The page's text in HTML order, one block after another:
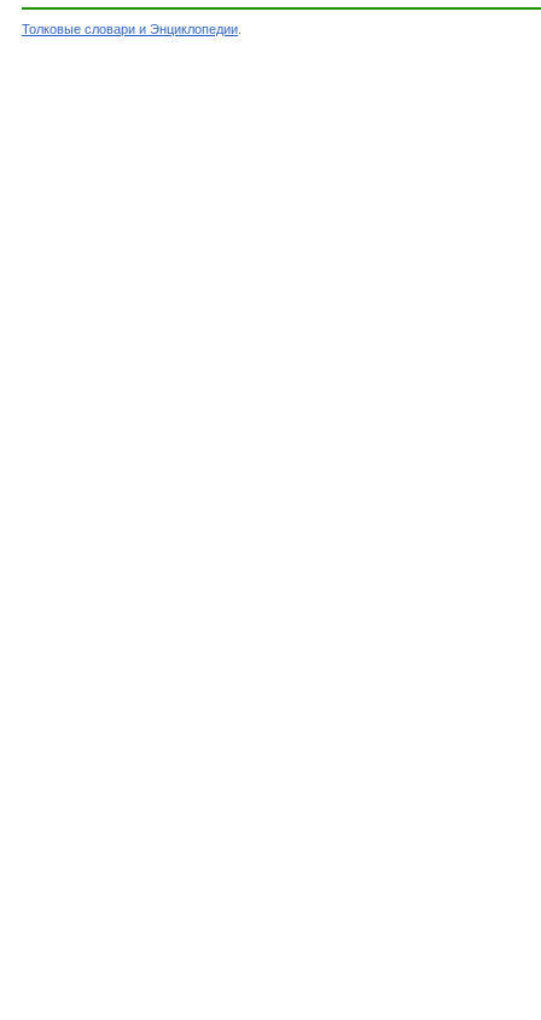
Толковые словари и Энциклопедии